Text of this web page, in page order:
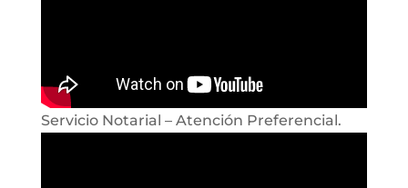
Servicio Notarial – Atención Preferencial.